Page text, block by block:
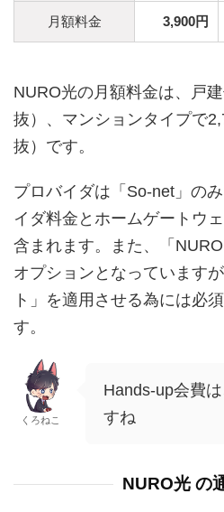
月額料金 3,900円
NURO光の月額料金は、戸
抜）、マンションタイプで
抜）です。
プロバイダは「So-net」の
イダ料金とホームゲートウ
含まれます。また、「
オプションとなっています
ト」を適用させる為には必
す。
くろねこ
Hands-up会費
すね
NURO光 の